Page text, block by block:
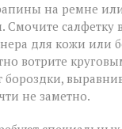
на ремне
Смочите салфетку
для кожи или
вотрите
бороздки,
не заметно.